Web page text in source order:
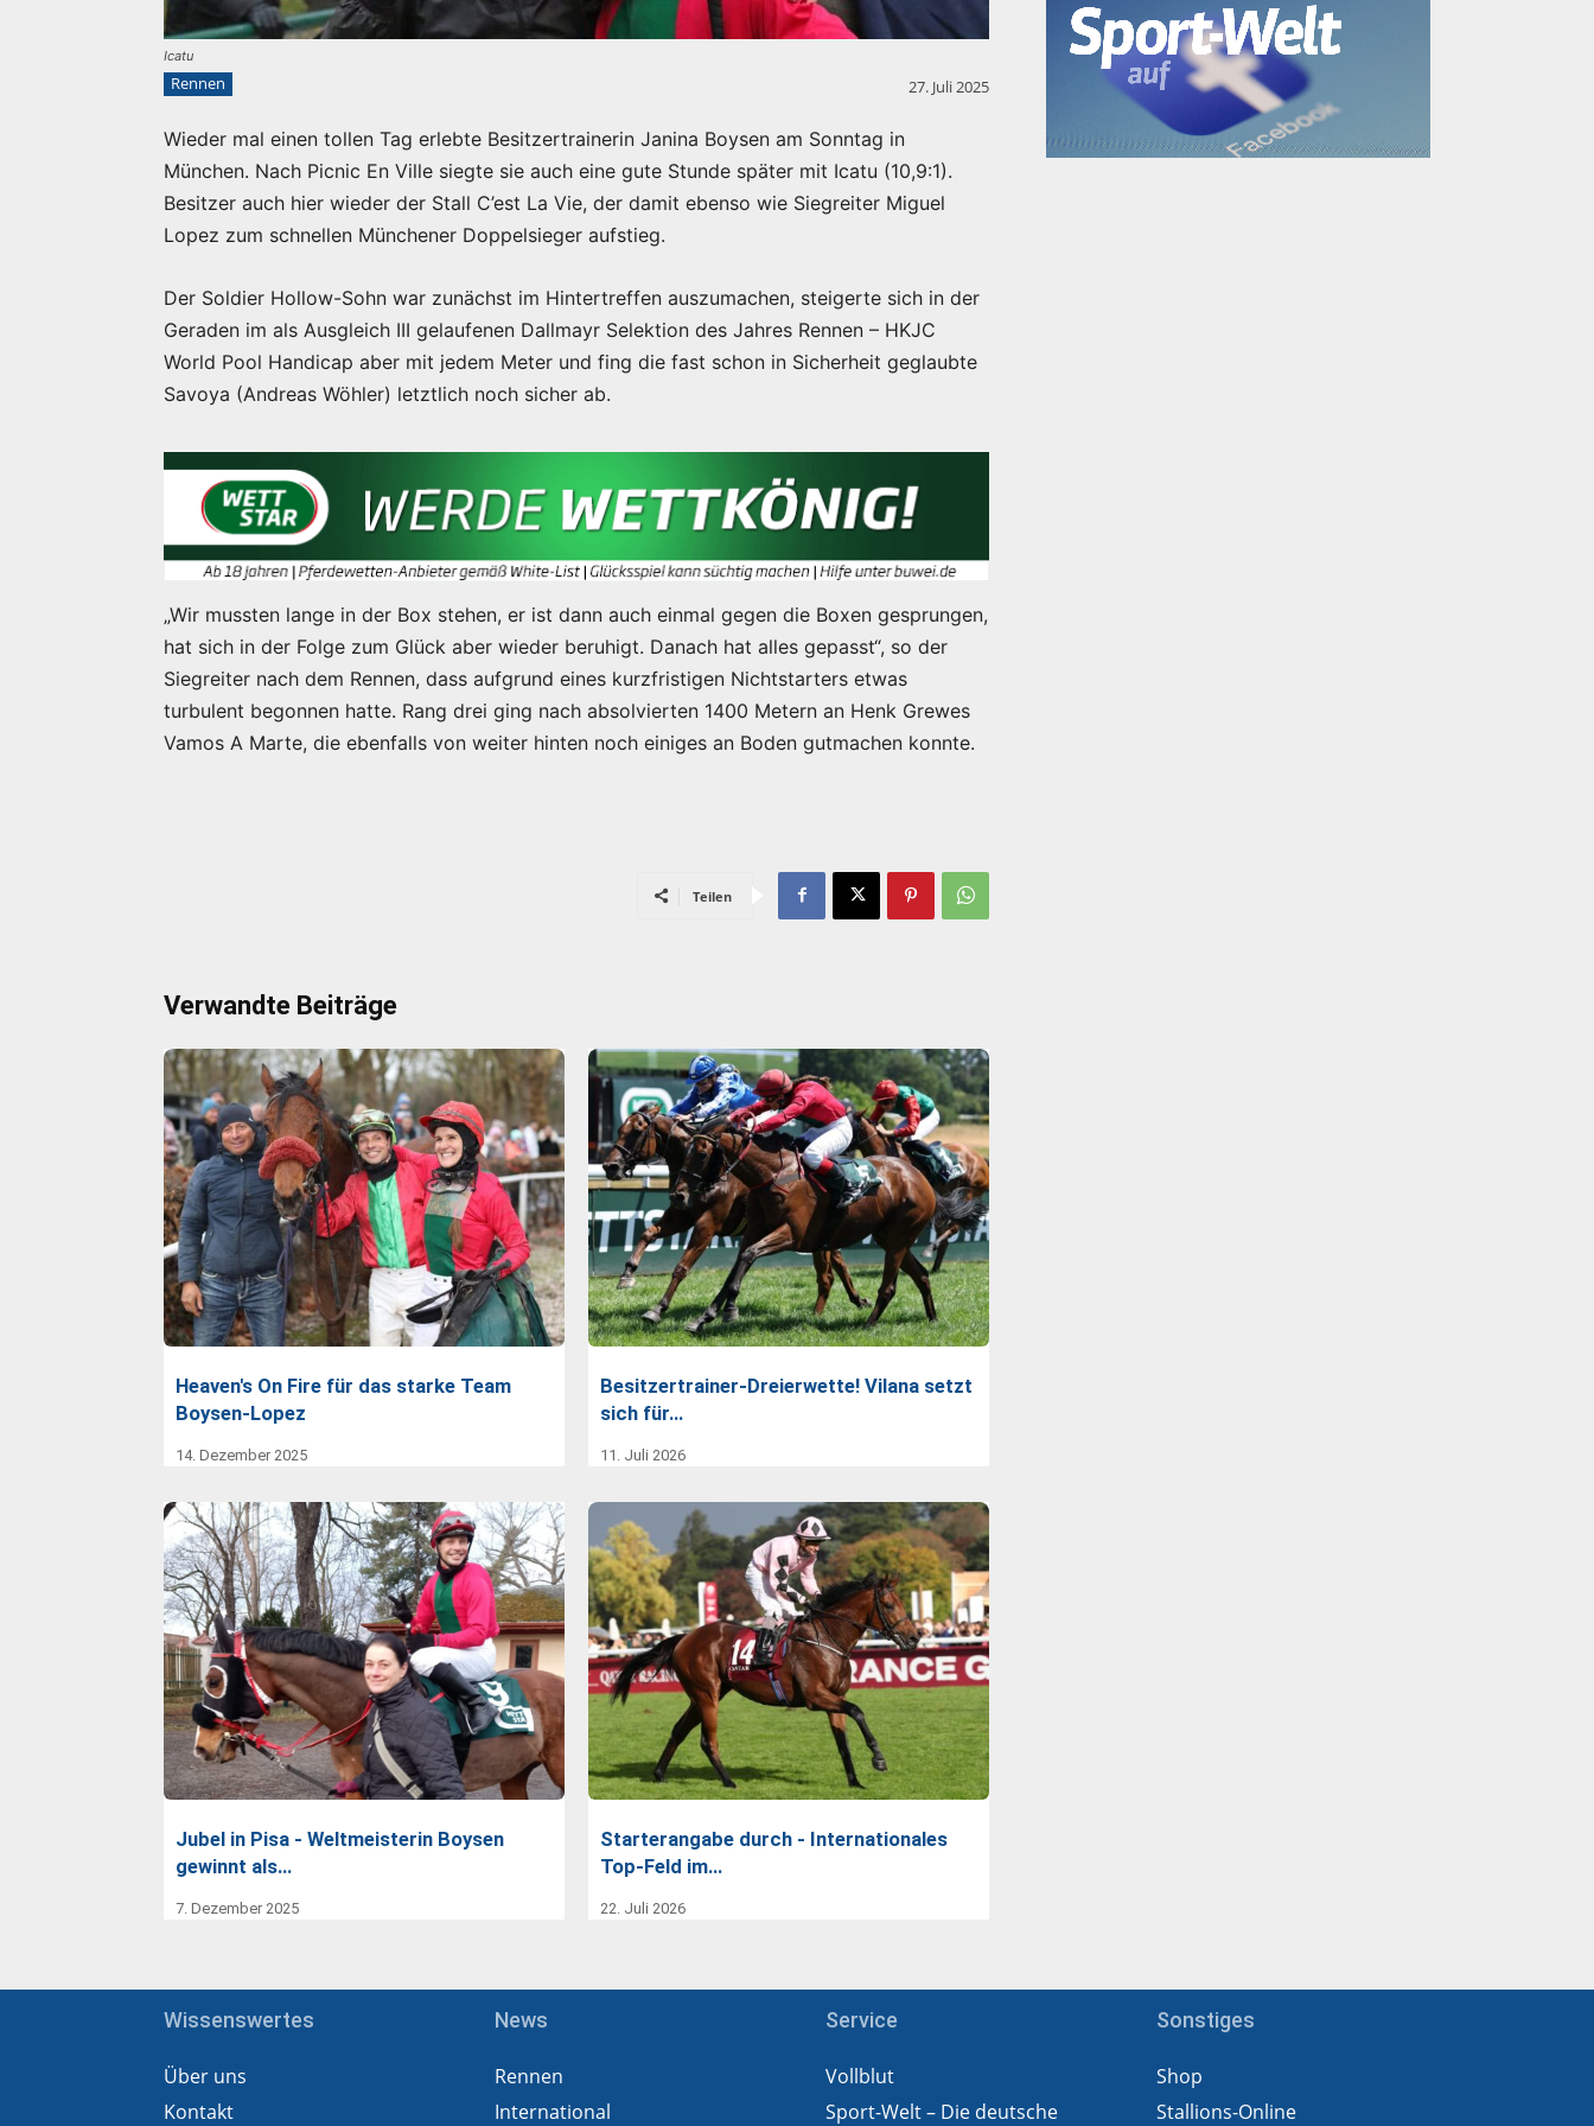
Icatu
Rennen 27. Juli 2025
Wieder mal einen tollen Tag erlebte Besitzertrainerin Janina Boysen am Sonntag in
München. Nach Picnic En Ville siegte sie auch eine gute Stunde später mit Icatu (10,9:1).
Besitzer auch hier wieder der Stall C’est La Vie, der damit ebenso wie Siegreiter Miguel
Lopez zum schnellen Münchener Doppelsieger aufstieg.
Der Soldier Hollow-Sohn war zunächst im Hintertreffen auszumachen, steigerte sich in der
Geraden im als Ausgleich III gelaufenen Dallmayr Selektion des Jahres Rennen – HKJC
World Pool Handicap aber mit jedem Meter und fing die fast schon in Sicherheit geglaubte
Savoya (Andreas Wöhler) letztlich noch sicher ab.
„Wir mussten lange in der Box stehen, er ist dann auch einmal gegen die Boxen gesprungen,
hat sich in der Folge zum Glück aber wieder beruhigt. Danach hat alles gepasst“, so der
Siegreiter nach dem Rennen, dass aufgrund eines kurzfristigen Nichtstarters etwas
turbulent begonnen hatte. Rang drei ging nach absolvierten 1400 Metern an Henk Grewes
Vamos A Marte, die ebenfalls von weiter hinten noch einiges an Boden gutmachen konnte.
Teilen
Verwandte Beiträge
Heaven's On Fire für das starke Team
Boysen-Lopez
14. Dezember 2025
Besitzertrainer-Dreierwette! Vilana setzt
sich für…
11. Juli 2026
Jubel in Pisa - Weltmeisterin Boysen
gewinnt als…
7. Dezember 2025
Starterangabe durch - Internationales
Top-Feld im…
22. Juli 2026
Wissenswertes
Über uns
Kontakt
News
Rennen
International
Service
Vollblut
Sport-Welt – Die deutsche
Sonstiges
Shop
Stallions-Online